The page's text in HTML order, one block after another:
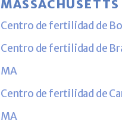
MASSACHUSETTS
Centro de fertilidad de
Centro de fertilidad de
MA
Centro de fertilidad de
MA